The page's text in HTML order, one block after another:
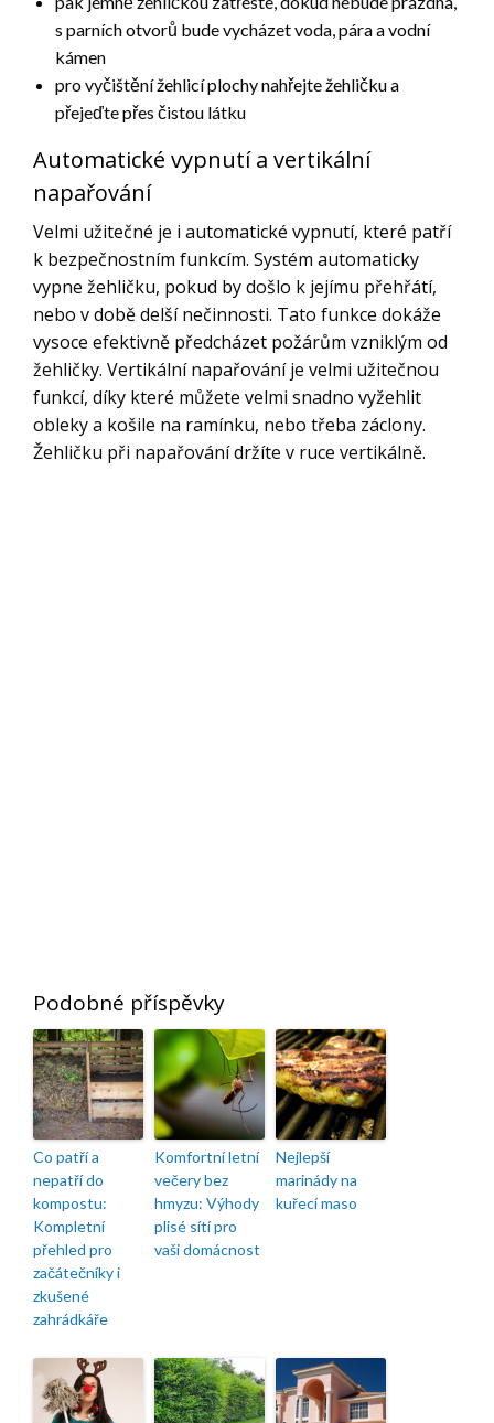
s parních otvorů bude vycházet voda, pára a vodní
kámen
pro vyčištění žehlicí plochy nahřejte žehličku a
přejeďte přes čistou látku
Automatické vypnutí a vertikální
napařování
Velmi užitečné je i automatické vypnutí, které patří
k bezpečnostním funkcím. Systém automaticky
vypne žehličku, pokud by došlo k jejímu přehřátí,
nebo v době delší nečinnosti. Tato funkce dokáže
vysoce efektivně předcházet požárům vzniklým od
žehličky. Vertikální napařování je velmi užitečnou
funkcí, díky které můžete velmi snadno vyžehlit
obleky a košile na ramínku, nebo třeba záclony.
Žehličku při napařování držíte v ruce vertikálně.
Podobné příspěvky
Co patří a
nepatří do
kompostu:
Kompletní
přehled pro
začátečníky i
zkušené
zahrádkáře
Komfortní letní
večery bez
hmyzu: Výhody
plisé sítí pro
vaši domácnost
Nejlepší
marinády na
kuřecí maso